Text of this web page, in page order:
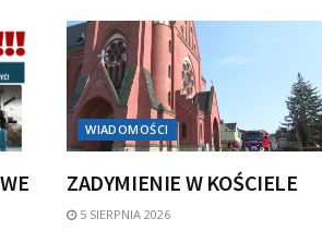
WIADOMOŚCI
ZADYMIENIE W KOŚCIELE
5 SIERPNIA 2026